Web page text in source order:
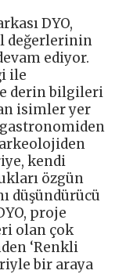
DYO,
değerlerinin
ediyor.
ile
derin bilgileri
isimler yer
gastronomiden
kendi
özgün
düşündürücü
proje
olan çok
‘Renkli
bir araya